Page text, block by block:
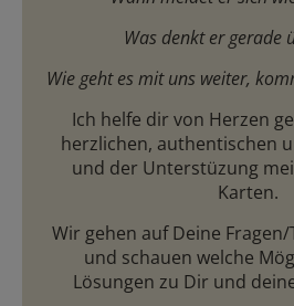
Was denkt er gerade
Wie geht es mit uns weiter,
Ich helfe dir von Herzen
herzlichen, authentischen
und der Unterstüzung
Karten.
Wir gehen auf Deine
und schauen welche
Lösungen zu Dir und